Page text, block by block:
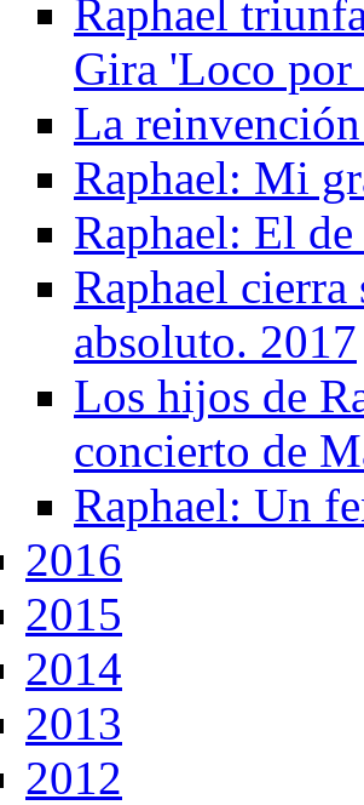
Raphael
Gira 'Loco por
La
Raphael: Mi
Raphael: El
Raphael
absoluto. 2017
Los hijos de
concierto de
Raphael: Un
2016
2015
2014
2013
2012